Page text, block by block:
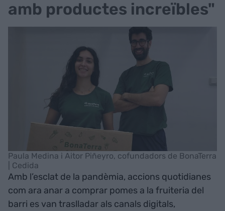
amb productes increïbles"
Paula Medina i Aitor Piñeyro, cofundadors de BonaTerra
| Cedida
Amb l’esclat de la pandèmia, accions quotidianes
com ara anar a comprar pomes a la fruiteria del
barri es van traslladar als canals digitals,